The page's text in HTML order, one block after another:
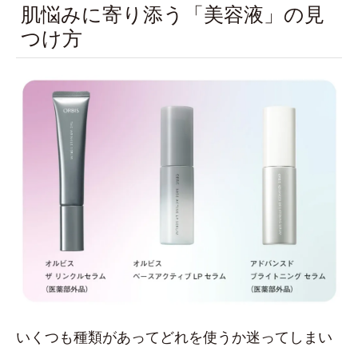
肌悩みに寄り添う「美容液」の見
つけ方
いくつも種類があってどれを使うか迷ってしまい